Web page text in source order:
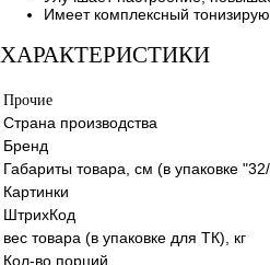
Имеет комплексный
ХАРАКТЕРИСТИКИ
Прочие
Страна производства
Бренд
Габариты товара, см (в упаковке
Картинки
ШтрихКод
вес товара (в упаковке для ТК), кг
Кол-во порций